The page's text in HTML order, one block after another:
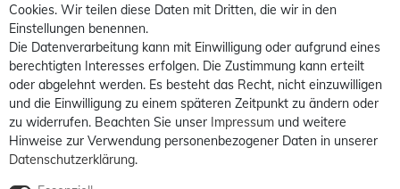
Cookies. Wir teilen diese Daten mit Dritten, die wir in den
Einstellungen benennen.
Die Datenverarbeitung kann mit Einwilligung oder aufgrund eines
berechtigten Interesses erfolgen. Die Zustimmung kann erteilt
oder abgelehnt werden. Es besteht das Recht, nicht einzuwilligen
und die Einwilligung zu einem späteren Zeitpunkt zu ändern oder
zu widerrufen. Beachten Sie unser Impressum und weitere
Hinweise zur Verwendung personenbezogener Daten in unserer
Daten­schutz­erklärung.